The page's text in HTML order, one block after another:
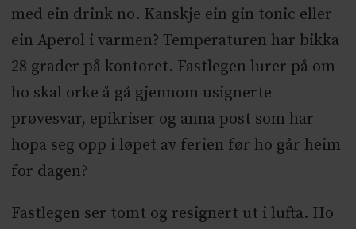
med ein drink no. Kanskje ein gin tonic eller
ein Aperol i varmen? Temperaturen har bikka
28 grader på kontoret. Fastlegen lurer på om
ho skal orke å gå gjennom usignerte
prøvesvar, epikriser og anna post som har
hopa seg opp i løpet av ferien før ho går heim
for dagen?
Fastlegen ser tomt og resignert ut i lufta. Ho